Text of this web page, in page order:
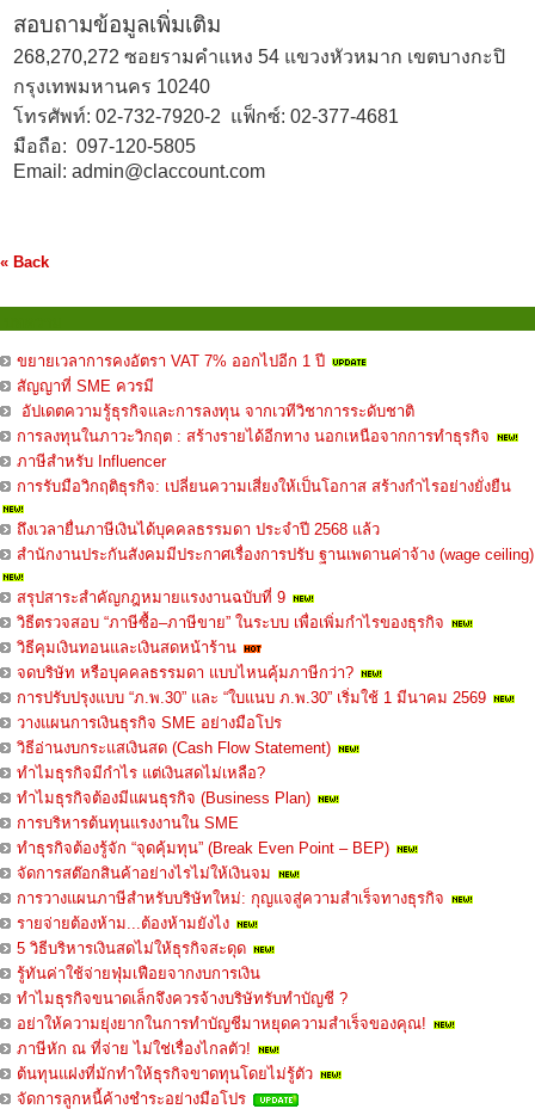
สอบถามข้อมูลเพิ่มเติม
268,270,272 ซอยรามคำแหง 54 แขวงหัวหมาก เขตบางกะปิ
กรุงเทพมหานคร 10240
โทรศัพท์:02-732-7920-2 แฟ็กซ์: 02-377-4681
มือถือ:097-120-5805
Email:admin@claccount.com
« Back
ขยายเวลาการคงอัตรา VAT 7% ออกไปอีก 1 ปี
สัญญาที่ SME ควรมี
อัปเดตความรู้ธุรกิจและการลงทุน จากเวทีวิชาการระดับชาติ
การลงทุนในภาวะวิกฤต : สร้างรายได้อีกทาง นอกเหนือจากการทำธุรกิจ
ภาษีสำหรับ Influencer
การรับมือวิกฤติธุรกิจ: เปลี่ยนความเสี่ยงให้เป็นโอกาส สร้างกำไรอย่างยั่งยืน
ถึงเวลายื่นภาษีเงินได้บุคคลธรรมดา ประจำปี 2568 แล้ว
สำนักงานประกันสังคมมีประกาศเรื่องการปรับ ฐานเพดานค่าจ้าง (wage ceiling)
สรุปสาระสำคัญกฎหมายแรงงานฉบับที่ 9
วิธีตรวจสอบ “ภาษีซื้อ–ภาษีขาย” ในระบบ เพื่อเพิ่มกำไรของธุรกิจ
วิธีคุมเงินทอนและเงินสดหน้าร้าน
จดบริษัท หรือบุคคลธรรมดา แบบไหนคุ้มภาษีกว่า?
การปรับปรุงแบบ “ภ.พ.30” และ “ใบแนบ ภ.พ.30” เริ่มใช้ 1 มีนาคม 2569
วางแผนการเงินธุรกิจ SME อย่างมือโปร
วิธีอ่านงบกระแสเงินสด (Cash Flow Statement)
ทำไมธุรกิจมีกำไร แต่เงินสดไม่เหลือ?
ทำไมธุรกิจต้องมีแผนธุรกิจ (Business Plan)
การบริหารต้นทุนแรงงานใน SME
ทำธุรกิจต้องรู้จัก “จุดคุ้มทุน” (Break Even Point – BEP)
จัดการสต๊อกสินค้าอย่างไรไม่ให้เงินจม
การวางแผนภาษีสำหรับบริษัทใหม่: กุญแจสู่ความสำเร็จทางธุรกิจ
รายจ่ายต้องห้าม...ต้องห้ามยังไง
5 วิธีบริหารเงินสดไม่ให้ธุรกิจสะดุด
รู้ทันค่าใช้จ่ายฟุ่มเฟือยจากงบการเงิน
ทำไมธุรกิจขนาดเล็กจึงควรจ้างบริษัทรับทำบัญชี ?
อย่าให้ความยุ่งยากในการทำบัญชีมาหยุดความสำเร็จของคุณ!
ภาษีหัก ณ ที่จ่าย ไม่ใช่เรื่องไกลตัว!
ต้นทุนแฝงที่มักทำให้ธุรกิจขาดทุนโดยไม่รู้ตัว
จัดการลูกหนี้ค้างชำระอย่างมือโปร